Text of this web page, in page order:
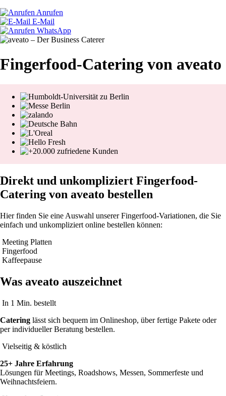
Anrufen
E-Mail
WhatsApp
Fingerfood-Catering von aveato
Direkt und unkompliziert Fingerfood-
Catering von aveato bestellen
Hier finden Sie eine Auswahl unserer Fingerfood-Variationen, die Sie
einfach und unkompliziert online bestellen können:
Meeting Platten
Fingerfood
Kaffeepause
Was aveato auszeichnet
In 1 Min. bestellt
Catering lässt sich bequem im Onlineshop, über fertige Pakete oder
per individueller Beratung bestellen.
Vielseitig & köstlich
25+ Jahre Erfahrung
Lösungen für Meetings, Roadshows, Messen, Sommerfeste und
Weihnachtsfeiern.